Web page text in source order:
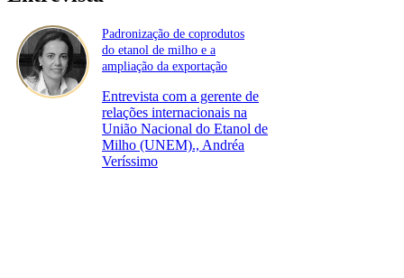
Padronização de coprodutos
do etanol de milho e a
ampliação da exportação
Entrevista com a gerente de
relações internacionais na
União Nacional do Etanol de
Milho (UNEM)., Andréa
Veríssimo